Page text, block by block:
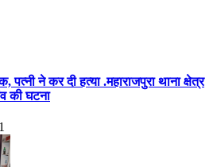
पत्नी ने कर दी हत्या .महाराजपुरा थाना क्षेत्र
की घटना